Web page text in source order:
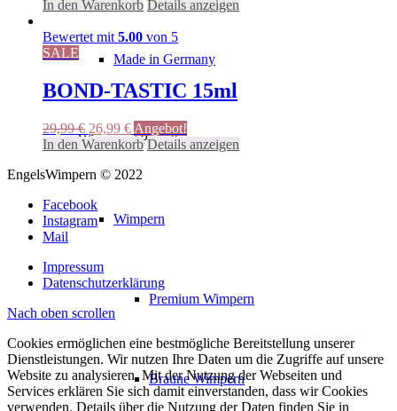
Made in Germany
Wimpern / Pinzetten
Wimpern
Premium Wimpern
Braune Wimpern
Preis
69,99 €
Preis
44,09 €.
In den Warenkorb Details anzeigen
Bewertet mit 5.00 von 5
SALE
BOND-TASTIC 15ml
29,99€ Ursprünglicher
Preis
29,99 €
26,99 €Aktueller
Preis
26,99 €.
Angebot!
In den Warenkorb Details anzeigen
EngelsWimpern © 2022
Facebook
Instagram
Mail
Impressum
Datenschutzerklärung
Nach oben scrollen
Cookies ermöglichen eine bestmögliche Bereitstellung unserer
Dienstleistungen. Wir nutzen Ihre Daten um die Zugriffe auf unsere
Website zu analysieren. Mit der Nutzung der Webseiten und
Services erklären Sie sich damit einverstanden, dass wir Cookies
verwenden. Details über die Nutzung der Daten finden Sie in